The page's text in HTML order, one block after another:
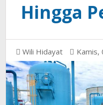
Hingga
Wili Hidayat Kamis,